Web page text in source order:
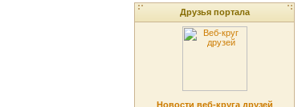
Друзья портала
Новости веб-круга друзей